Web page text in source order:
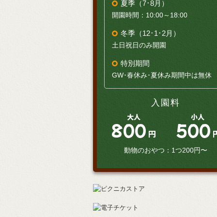
夏季（7･8月）
開園時間：10:00～18:00
冬季（12･1･2月）
土日祝日のみ開園
特別期間
GW･春休み･夏休み期間中は無休
入園料
大人
800 円
小人
500
動物のおやつ：1つ200円〜